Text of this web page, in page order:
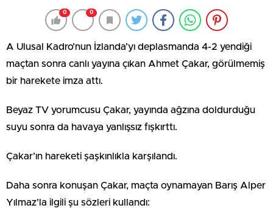
0 0
A Ulusal Kadro’nun İzlanda’yı deplasmanda 4-2 yendiği
maçtan sonra canlı yayına çıkan Ahmet Çakar, görülmemiş
bir harekete imza attı.
Beyaz TV yorumcusu Çakar, yayında ağzına doldurduğu
suyu sonra da havaya yanlışsız fışkırttı.
Çakar’ın hareketi şaşkınlıkla karşılandı.
Daha sonra konuşan Çakar, maçta oynamayan Barış Alper
Yılmaz’la ilgili şu sözleri kullandı: